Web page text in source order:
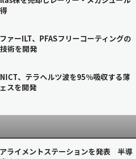
ァーILT、PFASフリーコーティングの
術を開発
、テラヘルツ波を95％吸収する薄
スを開発
ライメントステーションを発表 半導